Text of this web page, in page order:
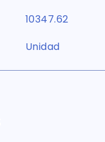
10347.62
Unidad